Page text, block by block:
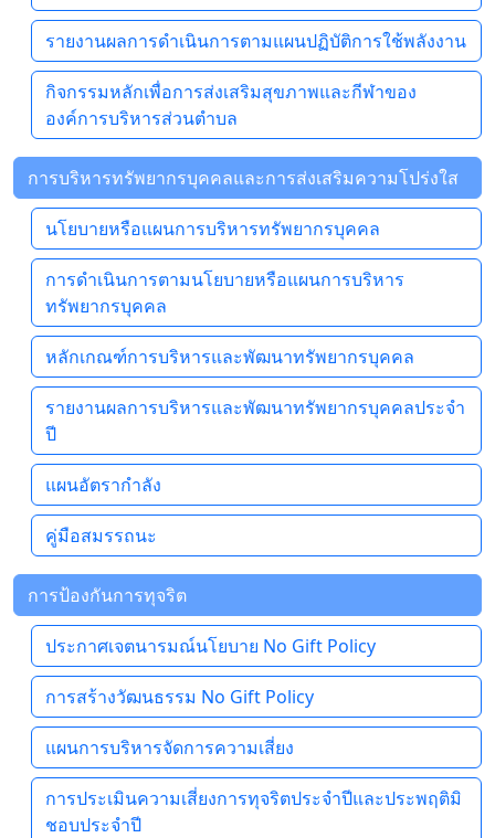
รายงานผลการดำเนินการตามแผนปฏิบัติการใช้พลังงาน
กิจกรรมหลักเพื่อการส่งเสริมสุขภาพและกีฬาของ
องค์การบริหารส่วนตำบล
การบริหารทรัพยากรบุคคลและการส่งเสริมความโปร่งใส
นโยบายหรือแผนการบริหารทรัพยากรบุคคล
การดำเนินการตามนโยบายหรือแผนการบริหาร
ทรัพยากรบุคคล
หลักเกณฑ์การบริหารและพัฒนาทรัพยากรบุคคล
รายงานผลการบริหารและพัฒนาทรัพยากรบุคคลประจำ
ปี
แผนอัตรากำลัง
คู่มือสมรรถนะ
การป้องกันการทุจริต
ประกาศเจตนารมณ์นโยบาย No Gift Policy
การสร้างวัฒนธรรม No Gift Policy
แผนการบริหารจัดการความเสี่ยง
การประเมินความเสี่ยงการทุจริตประจำปีและประพฤติมิ
ชอบประจำปี